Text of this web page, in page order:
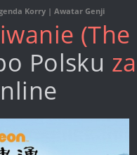
Korry| Awatar Genji
(The
Polsku za